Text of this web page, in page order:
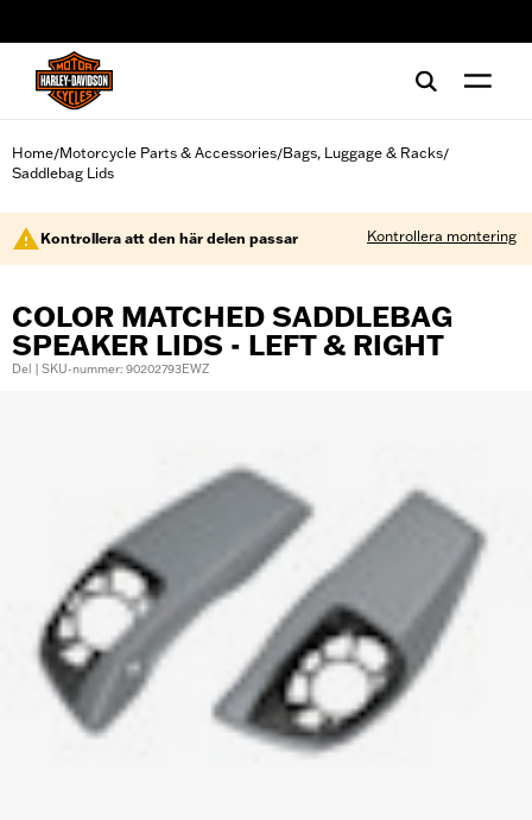
Home/Motorcycle Parts & Accessories/Bags, Luggage & Racks/
Saddlebag Lids
Kontrollera att den här delen passar Kontrollera montering
COLOR MATCHED SADDLEBAG
SPEAKER LIDS - LEFT & RIGHT
Del | SKU-nummer: 90202793EWZ